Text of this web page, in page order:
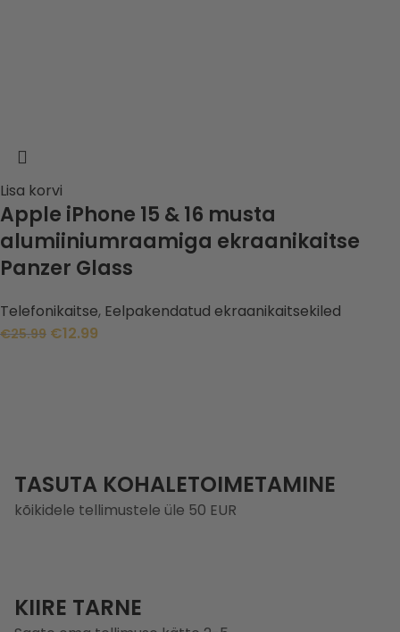
Lisa korvi
Apple iPhone 15 & 16 musta
alumiiniumraamiga ekraanikaitse
Panzer Glass
Telefonikaitse, Eelpakendatud ekraanikaitsekiled
€25.99 €12.99
TASUTA KOHALETOIMETAMINE
kõikidele tellimustele üle 50 EUR
KIIRE TARNE